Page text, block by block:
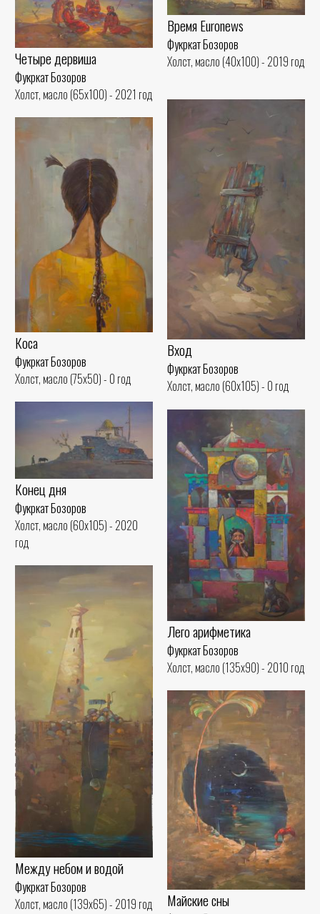
Четыре дервиша
Фукркат Бозоров
Холст, масло (65x100) - 2021 год
Время Еuronews
Фукркат Бозоров
Холст, масло (40x100) - 2019 год
Вход
Фукркат Бозоров
Холст, масло (60x105) - 0 год
Коса
Фукркат Бозоров
Холст, масло (75x50) - 0 год
Конец дня
Фукркат Бозоров
Холст, масло (60x105) - 2020
год
Лего арифметика
Фукркат Бозоров
Холст, масло (135x90) - 2010 год
Между небом и водой
Фукркат Бозоров
Холст, масло (139x65) - 2019 год
Майские сны